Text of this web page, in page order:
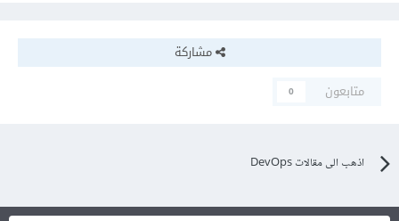
مشاركة
متابعون
0
اذهب الى مقالات DevOps